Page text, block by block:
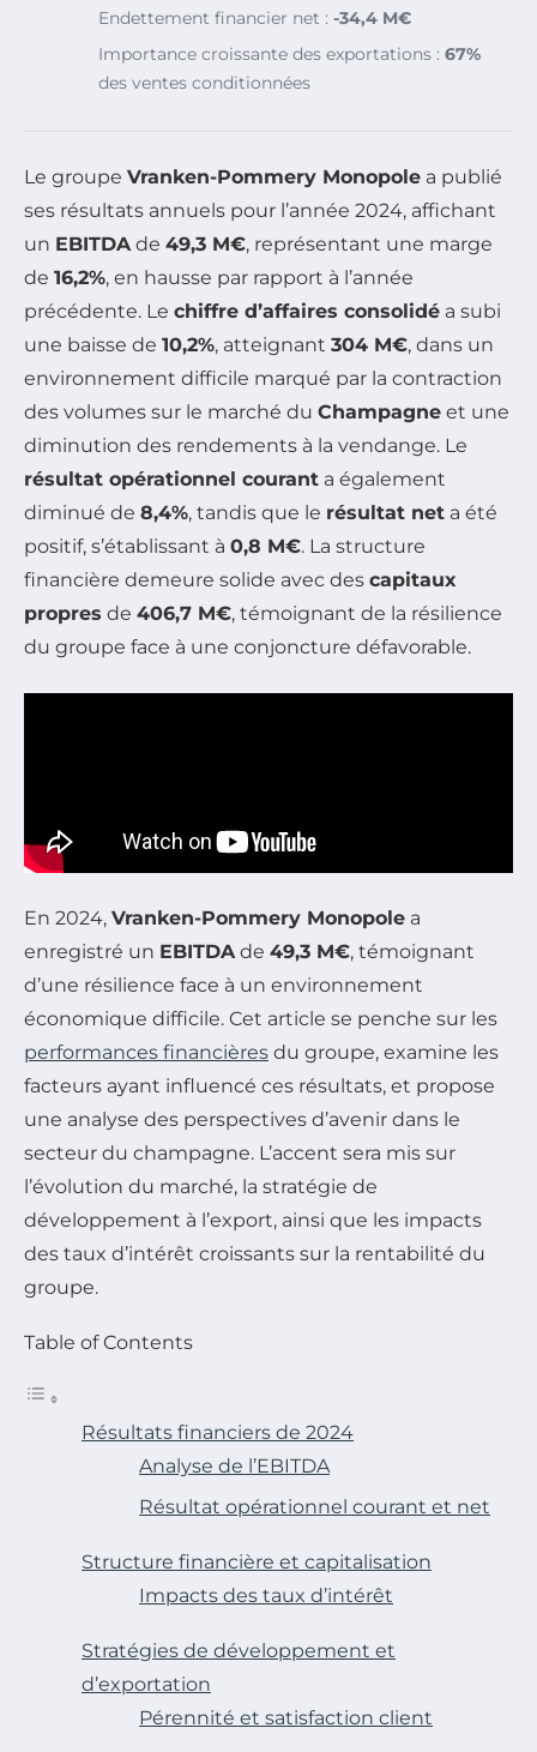
Endettement financier net : -34,4 M€
Importance croissante des exportations : 67%
des ventes conditionnées
Le groupe Vranken-Pommery Monopole a publié
ses résultats annuels pour l’année 2024, affichant
un EBITDAde 49,3 M€, représentant une marge
de 16,2%, en hausse par rapport à l’année
précédente. Le chiffre d’affaires consolidé a subi
une baisse de 10,2%, atteignant 304 M€, dans un
environnement difficile marqué par la contraction
des volumes sur le marché du Champagne et une
diminution des rendements à la vendange. Le
résultat opérationnel courant a également
diminué de 8,4%, tandis que le résultat net a été
positif, s’établissant à 0,8 M€. La structure
financière demeure solide avec des capitaux
propres de 406,7 M€, témoignant de la résilience
du groupe face à une conjoncture défavorable.
En 2024, Vranken-Pommery Monopole a
enregistré un EBITDAde 49,3 M€, témoignant
d’une résilience face à un environnement
économique difficile. Cet article se penche sur les
performances financières du groupe, examine les
facteurs ayant influencé ces résultats, et propose
une analyse des perspectives d’avenir dans le
secteur du champagne. L’accent sera mis sur
l’évolution du marché, la stratégie de
développement à l’export, ainsi que les impacts
des taux d’intérêt croissants sur la rentabilité du
groupe.
Table of Contents
Résultats financiers de 2024
Analyse de l’EBITDA
Résultat opérationnel courant et net
Structure financière et capitalisation
Impacts des taux d’intérêt
Stratégies de développement et
d’exportation
Pérennité et satisfaction client